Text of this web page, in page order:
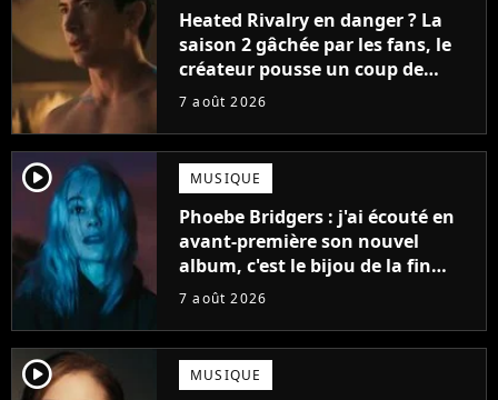
Heated Rivalry en danger ? La
saison 2 gâchée par les fans, le
créateur pousse un coup de
gueule
7 août 2026
player2 MUSIQUE
Phoebe Bridgers : j'ai écouté en
avant-première son nouvel
album, c'est le bijou de la fin
d'été
7 août 2026
player2 MUSIQUE